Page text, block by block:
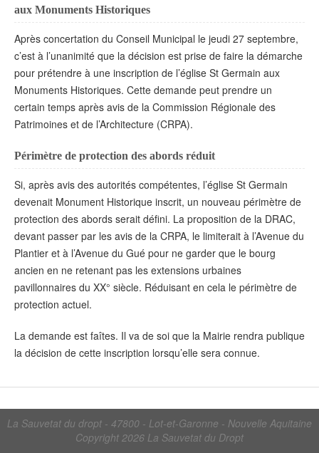
aux Monuments Historiques
Après concertation du Conseil Municipal le jeudi 27 septembre,
c’est à l’unanimité que la décision est prise de faire la démarche
pour prétendre à une inscription de l’église St Germain aux
Monuments Historiques. Cette demande peut prendre un
certain temps après avis de la Commission Régionale des
Patrimoines et de l’Architecture (CRPA).
Périmètre de protection des abords réduit
Si, après avis des autorités compétentes, l’église St Germain
devenait Monument Historique inscrit, un nouveau périmètre de
protection des abords serait défini. La proposition de la DRAC,
devant passer par les avis de la CRPA, le limiterait à l’Avenue du
Plantier et à l’Avenue du Gué pour ne garder que le bourg
ancien en ne retenant pas les extensions urbaines
pavillonnaires du XX° siècle. Réduisant en cela le périmètre de
protection actuel.
La demande est faîtes. Il va de soi que la Mairie rendra publique
la décision de cette inscription lorsqu’elle sera connue.
La Sauvetat du dropt - 47800 - Lot-et-Garonne - Nouvelle Aquitaine
Copyright 2026 La Sauvetat du Dropt